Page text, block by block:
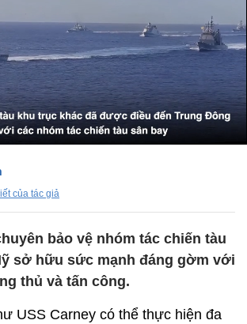
của tác giả
bảo vệ nhóm tác chiến tàu
sở hữu sức mạnh đáng gờm với
thủ và tấn công.
USS Carney có thể thực hiện đa